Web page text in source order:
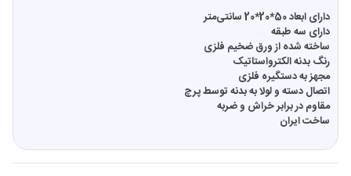
دارای ابعاد 50*20*20 سانتی‌متر
دارای سه طبقه
ساخته شده از ورق ضخیم فلزی
رنگ بدنه الکترواستاتیک
مجهز به دستگیره فلزی
اتصال دسته و لولا به بدنه توسط پرچ
مقاوم در برابر خراش و ضربه
ساخت ایران